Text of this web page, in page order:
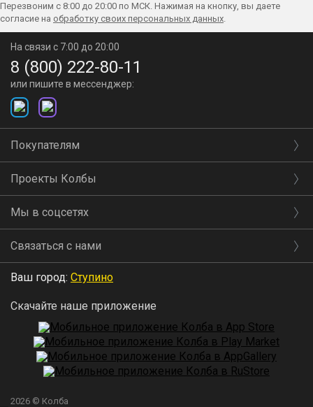
Перезвоним с 8:00 до 20:00 по МСК. Нажимая на кнопку, вы даете
согласие на обработку своих персональных данных.
На связи с 7:00 до 20:00
8 (800) 222-80-11
или пишите в мессенджер:
Покупателям
Проекты Колбы
Мы в соцсетях
Связаться с нами
Ваш город: Ступино
Скачайте наше приложение
2026 © Колба